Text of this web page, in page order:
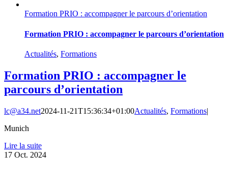
Formation PRIO : accompagner le parcours d’orientation
Formation PRIO : accompagner le parcours d’orientation
Actualités, Formations
Formation PRIO : accompagner le
parcours d’orientation
lc@a34.net2024-11-21T15:36:34+01:00Actualités, Formations|
Munich
Lire la suite
17 Oct. 2024